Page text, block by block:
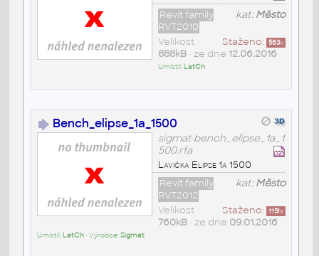
kat:Město
Revit family
RVT2010
Staženo: 563x
Velikost
888kB• ze dne 12.06.2016
Umístil: LatCh
Bench_elipse_1a_1500
sigmat-bench_elipse_1a_1
500.rfa
Lavička Elipse 1a 1500
kat:Město
Revit family
RVT2012
Staženo: 1151x
Velikost
760kB• ze dne 09.01.2016
Umístil: LatCh• Výrobce:Sigmat